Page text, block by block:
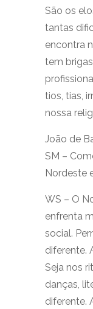
São os
tantas
encontra
tem
tios, tias,
nossa
João de
SM –
Nordeste
WS – O
enfrenta
social.
diferente.
Seja nos
danças,
diferente.